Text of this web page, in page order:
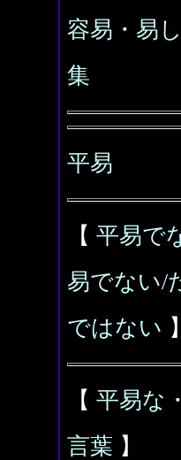
容易・易
集
平易
【 平易で
易でない/
ではない 】
【 平易な
言葉 】